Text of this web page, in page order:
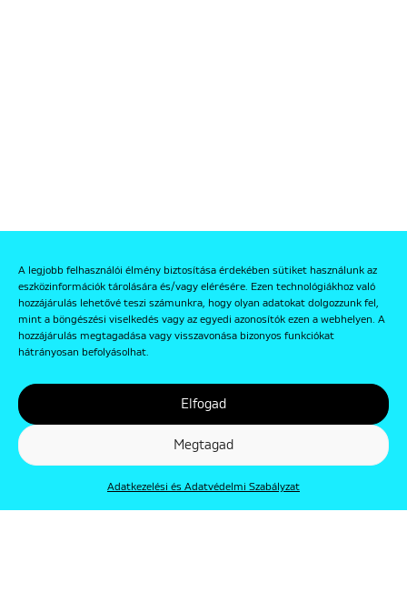
A legjobb felhasználói élmény biztosítása érdekében sütiket használunk az
eszközinformációk tárolására és/vagy elérésére. Ezen technológiákhoz való
hozzájárulás lehetővé teszi számunkra, hogy olyan adatokat dolgozzunk fel,
mint a böngészési viselkedés vagy az egyedi azonosítók ezen a webhelyen. A
hozzájárulás megtagadása vagy visszavonása bizonyos funkciókat
hátrányosan befolyásolhat.
Elfogad
Megtagad
Adatkezelési és Adatvédelmi Szabályzat